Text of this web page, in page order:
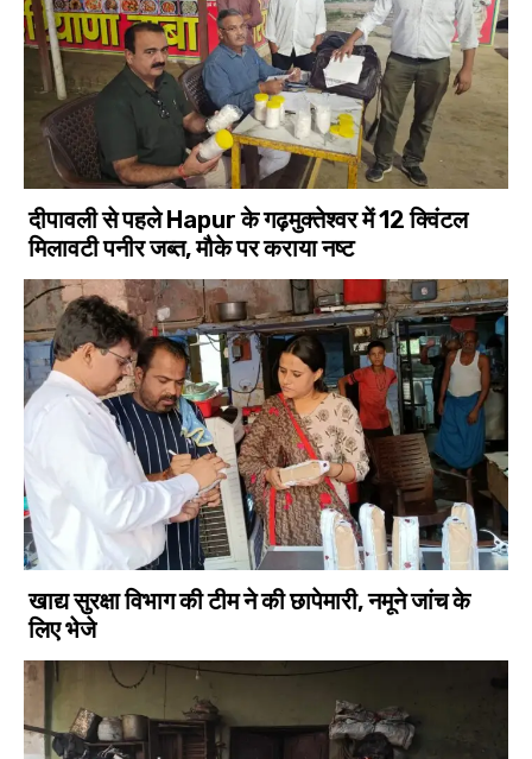
दीपावली से पहले Hapur के गढ़मुक्तेश्वर में 12 क्विंटल
मिलावटी पनीर जब्त, मौके पर कराया नष्ट
खाद्य सुरक्षा विभाग की टीम ने की छापेमारी, नमूने जांच के
लिए भेजे